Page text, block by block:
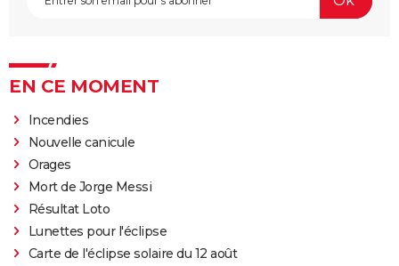
EN CE MOMENT
Incendies
Nouvelle canicule
Orages
Mort de Jorge Messi
Résultat Loto
Lunettes pour l'éclipse
Carte de l'éclipse solaire du 12 août